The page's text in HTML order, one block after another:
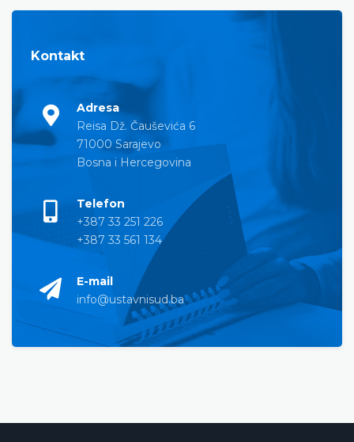
Kontakt
Adresa
Reisa Dž. Čauševića 6
71000 Sarajevo
Bosna i Hercegovina
Telefon
+387 33 251 226
+387 33 561 134
E-mail
info@ustavnisud.ba